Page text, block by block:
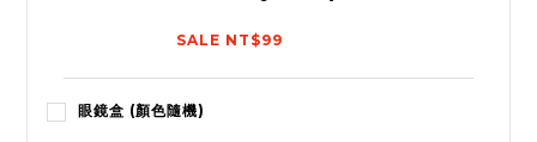
SALE NT$99
眼鏡盒 (顏色隨機)